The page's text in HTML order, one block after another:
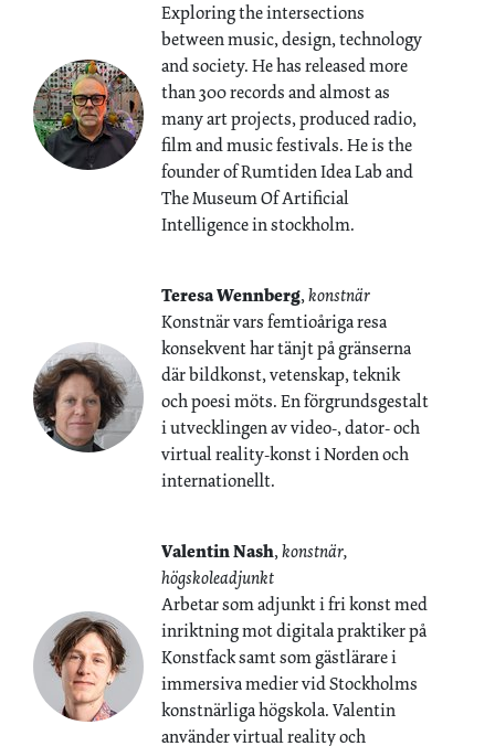
Exploring the intersections
between music, design, technology
and society. He has released more
than 300 records and almost as
many art projects, produced radio,
film and music festivals. He is the
founder of Rumtiden Idea Lab and
The Museum Of Artificial
Intelligence in stockholm.
Teresa Wennberg,konstnär
Konstnär vars femtioåriga resa
konsekvent har tänjt på gränserna
där bildkonst, vetenskap, teknik
och poesi möts. En förgrundsgestalt
i utvecklingen av video-, dator- och
virtual reality-konst i Norden och
internationellt.
Valentin Nash,konstnär,
högskoleadjunkt
Arbetar som adjunkt i fri konst med
inriktning mot digitala praktiker på
Konstfack samt som gästlärare i
immersiva medier vid Stockholms
konstnärliga högskola. Valentin
använder virtual reality och